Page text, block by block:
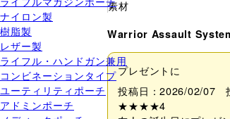
ナイロン製
樹脂製
レザー製
ライフル・ハンドガン兼用
コンビネーションタイプ
ユーティリティポーチ
アドミンポーチ
素材
Warrior Assault
プレゼントに
投稿日：2026/02/07
★★★★4